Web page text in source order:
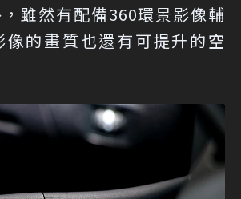
雖然有配備360環景影像輔
像的畫質也還有可提升的空